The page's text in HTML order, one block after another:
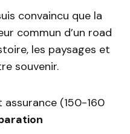
convaincu que la
commun d’un road
les paysages et
souvenir.
(150-160